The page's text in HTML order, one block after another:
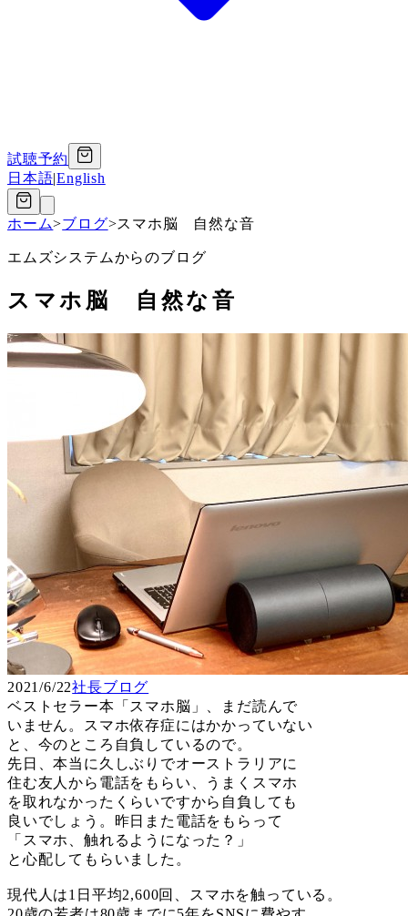
試聴予約
日本語|English
ホーム>ブログ>スマホ脳 自然な音
エムズシステムからのブログ
スマホ脳 自然な音
2021/6/22社長ブログ
ベストセラー本「スマホ脳」、まだ読んで
いません。スマホ依存症にはかかっていない
と、今のところ自負しているので。
先日、本当に久しぶりでオーストラリアに
住む友人から電話をもらい、うまくスマホ
を取れなかったくらいですから自負しても
良いでしょう。昨日また電話をもらって
「スマホ、触れるようになった？」
と心配してもらいました。
現代人は1日平均2,600回、スマホを触っている。